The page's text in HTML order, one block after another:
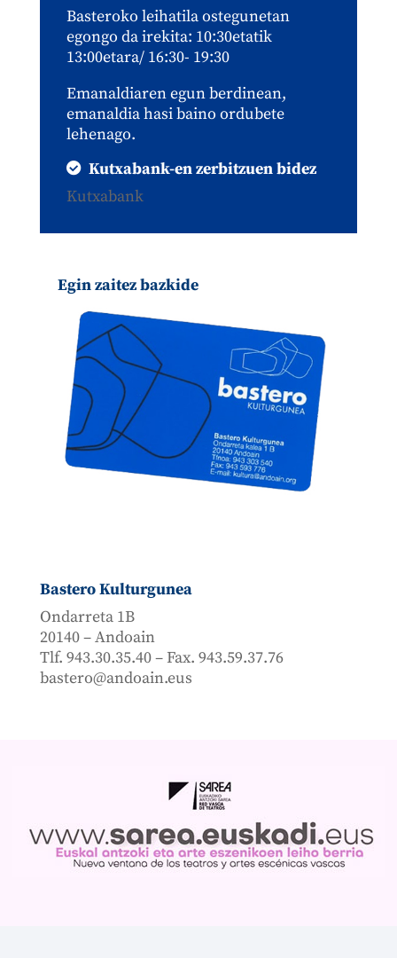
Basteroko leihatila ostegunetan
egongo da irekita: 10:30etatik
13:00etara/ 16:30- 19:30
Emanaldiaren egun berdinean,
emanaldia hasi baino ordubete
lehenago.
Kutxabank-en zerbitzuen bidez
Kutxabank
Egin zaitez bazkide
Bastero Kulturgunea
Ondarreta 1B
20140 – Andoain
Tlf. 943.30.35.40 – Fax. 943.59.37.76
bastero@andoain.eus